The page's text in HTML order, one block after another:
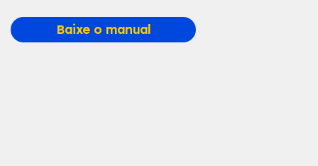
Baixe o manual